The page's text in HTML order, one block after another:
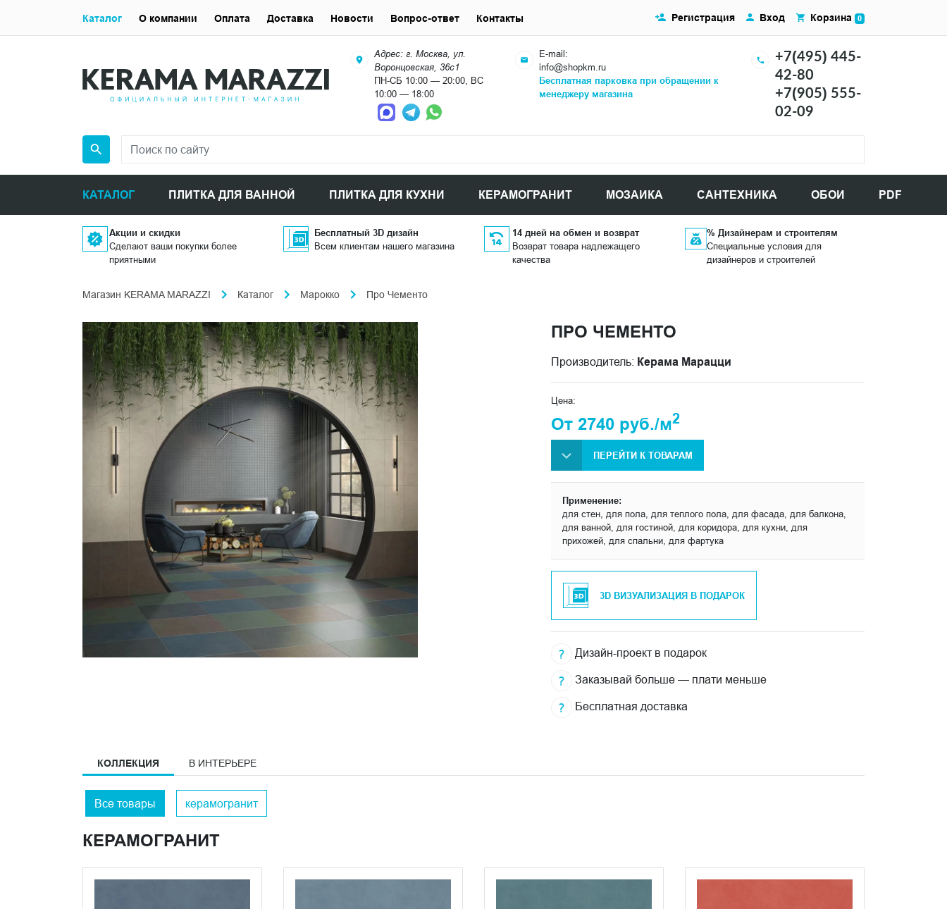
Адрес: г. Москва, ул.
Воронцовская, 36с1
ПН-СБ 10:00 — 20:00, ВС
10:00 — 18:00
E-mail:
info@shopkm.ru
Бесплатная парковка при обращении к
менеджеру магазина
+7(495) 445-
42-80
+7(905) 555-
02-09
КАТАЛОГ ПЛИТКА ДЛЯ ВАННОЙ ПЛИТКА ДЛЯ КУХНИ КЕРАМОГРАНИТ МОЗАИКА САНТЕХНИКА ОБОИ PDF
Регистрация Вход Корзина 0
Каталог О компании Оплата Доставка Новости Вопрос-ответ Контакты
Акции и скидки
Сделают ваши покупки более
приятными
Бесплатный 3D дизайн
Всем клиентам нашего магазина
14 дней на обмен и возврат
Возврат товара надлежащего
качества
% Дизайнерам и строителям
Специальные условия для
дизайнеров и строителей
Магазин KERAMA MARAZZI Каталог Марокко Про Чементо
ПРО ЧЕМЕНТО
Производитель: Керама Марацци
Цена:
От 2740 руб./м2
ПЕРЕЙТИ К ТОВАРАМ
Применение:
для стен, для пола, для теплого пола, для фасада, для балкона,
для ванной, для гостиной, для коридора, для кухни, для
прихожей, для спальни, для фартука
3D ВИЗУАЛИЗАЦИЯ В ПОДАРОК
Дизайн-проект в подарок
Заказывай больше — плати меньше
Бесплатная доставка
КОЛЛЕКЦИЯ В ИНТЕРЬЕРЕ
Все товары керамогранит
КЕРАМОГРАНИТ